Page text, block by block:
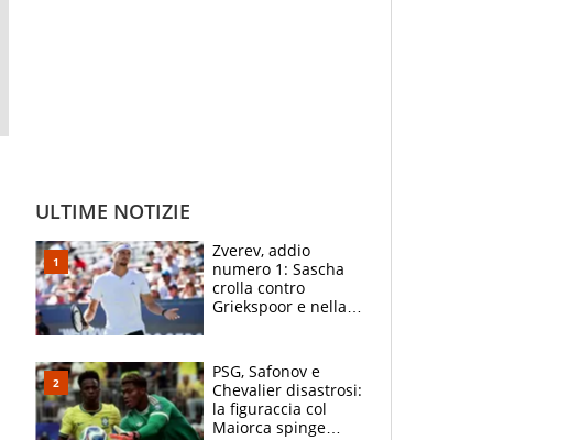
ULTIME NOTIZIE
Zverev, addio
numero 1: Sascha
crolla contro
Griekspoor e nella
terzo. Quanti malori
a Montreal
PSG, Safonov e
Chevalier disastrosi:
la figuraccia col
Maiorca spinge